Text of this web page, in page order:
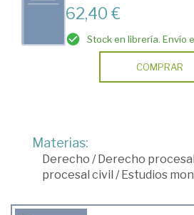
62,40 €
Stock en librería. Envío
COMPRAR
Materias:
Derecho / Derecho procesal
procesal civil / Estudios